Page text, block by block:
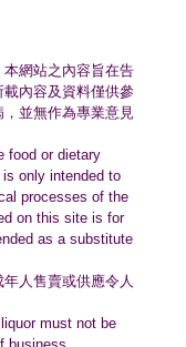
本網站之內容旨在告
載內容及資料僅供參
並無作為專業意見
food or dietary
only intended to
processes of the
on this site is for
as a substitute
年人售賣或供應令人
must not be